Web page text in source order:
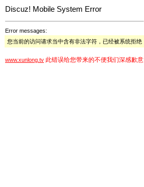
Discuz! Mobile System Error
Error messages:
您当前的访问请求当中含有非法字符，已经被系统拒绝
www.xunlong.tv 此错误给您带来的不便我们深感歉意